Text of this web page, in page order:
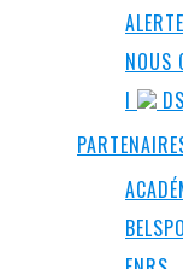
NOUS
I
DS
BELSPO